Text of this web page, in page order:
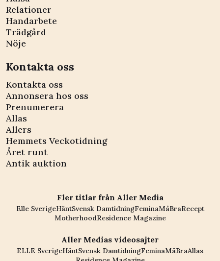
Relationer
Handarbete
Trädgård
Nöje
Kontakta oss
Kontakta oss
Annonsera hos oss
Prenumerera
Allas
Allers
Hemmets Veckotidning
Året runt
Antik auktion
Fler titlar från Aller Media
Elle SverigeHäntSvensk DamtidningFeminaMåBraRecept
MotherhoodResidence Magazine
Aller Medias videosajter
ELLE SverigeHäntSvensk DamtidningFeminaMåBraAllas